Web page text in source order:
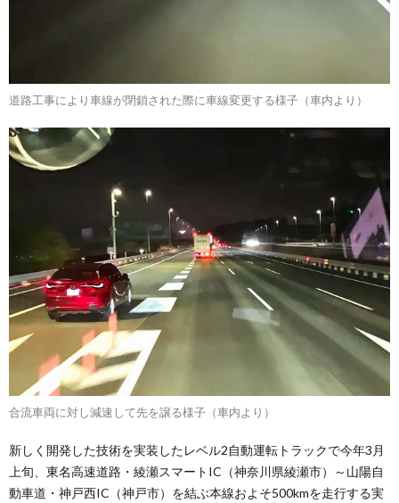
道路工事により車線が閉鎖された際に車線変更する様子（車内より）
合流車両に対し減速して先を譲る様子（車内より）
新しく開発した技術を実装したレベル2自動運転トラックで今年3月
上旬、東名高速道路・綾瀬スマートIC（神奈川県綾瀬市）～山陽自
動車道・神戸西IC（神戸市）を結ぶ本線およそ500kmを走行する実